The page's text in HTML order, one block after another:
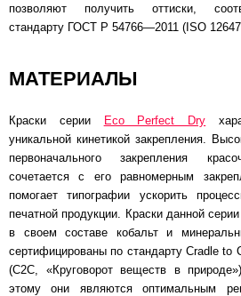
позволяют получить оттиски,
стандарту ГОСТ Р 54766—2011 (ISO
МАТЕРИАЛЫ
Краски серии Eco Perfect Dry
уникальной кинетикой закрепления.
первоначального закрепления
сочетается с его равномерным
помогает типографии ускорить
печатной продукции. Краски данной
в своем составе кобальт и
сертифицированы по стандарту Cradle to
(C2C, «Круговорот веществ в
этому они являются оптимальным